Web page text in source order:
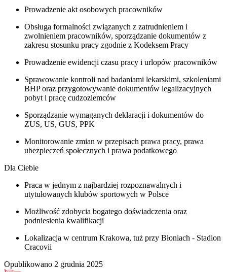
Prowadzenie akt osobowych pracowników
Obsługa formalności związanych z zatrudnieniem i
zwolnieniem pracowników, sporządzanie dokumentów z
zakresu stosunku pracy zgodnie z Kodeksem Pracy
Prowadzenie ewidencji czasu pracy i urlopów pracowników
Sprawowanie kontroli nad badaniami lekarskimi, szkoleniami
BHP oraz przygotowywanie dokumentów legalizacyjnych
pobyt i pracę cudzoziemców
Sporządzanie wymaganych deklaracji i dokumentów do
ZUS, US, GUS, PPK
Monitorowanie zmian w przepisach prawa pracy, prawa
ubezpieczeń społecznych i prawa podatkowego
Dla Ciebie
Praca w jednym z najbardziej rozpoznawalnych i
utytułowanych klubów sportowych w Polsce
Możliwość zdobycia bogatego doświadczenia oraz
podniesienia kwalifikacji
Lokalizacja w centrum Krakowa, tuż przy Błoniach - Stadion
Cracovii
Opublikowano 2 grudnia 2025